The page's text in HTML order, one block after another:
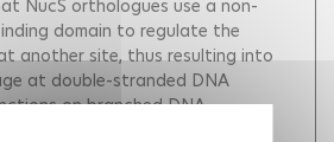
NucS orthologues use a non-
domain to regulate the
another site, thus resulting into
at double-stranded DNA
on branched DNA
5' extremities of the ssDNA